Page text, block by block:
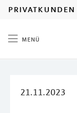
privatkunden
menü
21.11.2023